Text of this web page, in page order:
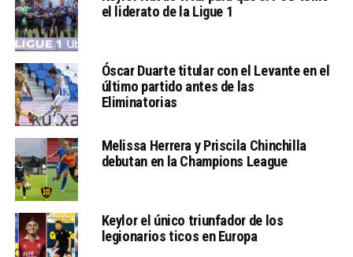
el liderato de la Ligue 1
Óscar Duarte titular con el Levante en el
último partido antes de las
Eliminatorias
Melissa Herrera y Priscila Chinchilla
debutan en la Champions League
Keylor el único triunfador de los
legionarios ticos en Europa